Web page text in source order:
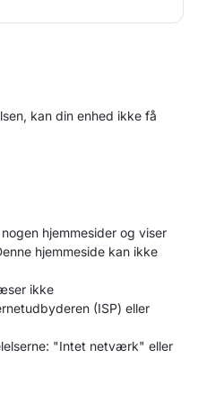
kan din enhed ikke få
hjemmesider og viser
hjemmeside kan ikke
ikke
(ISP) eller
"Intet netværk" eller